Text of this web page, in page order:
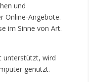
und
Online-Angebote.
im Sinne von Art.
unterstützt, wird
genutzt.